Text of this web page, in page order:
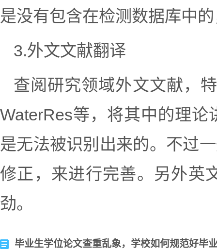
是没有包含在检测数据库中
3.外文文献翻译
查阅研究领域外文文献，
WaterRes等，将其中的理
是无法被识别出来的。不过
修正，来进行完善。另外英
劲。
毕业生学位论文查重乱象，学校如何规范好毕